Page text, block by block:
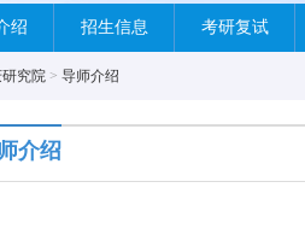
绍 招生信息 考研复试
究院 > 导师介绍
介绍